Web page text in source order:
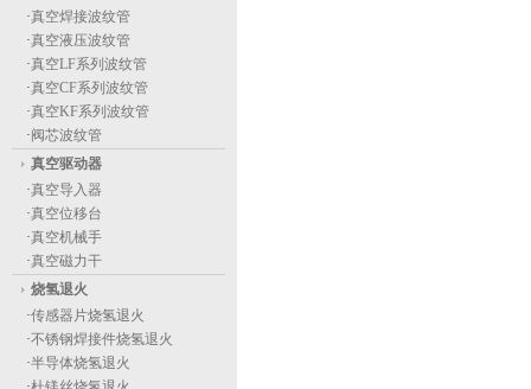
·真空焊接波纹管
·真空液压波纹管
·真空LF系列波纹管
·真空CF系列波纹管
·真空KF系列波纹管
·阀芯波纹管
真空驱动器
·真空导入器
·真空位移台
·真空机械手
·真空磁力干
烧氢退火
·传感器片烧氢退火
·不锈钢焊接件烧氢退火
·半导体烧氢退火